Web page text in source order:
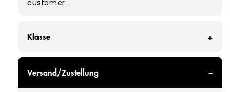
customer.
Klasse
you can expect a mix of items in great and
Versand/Zustellung